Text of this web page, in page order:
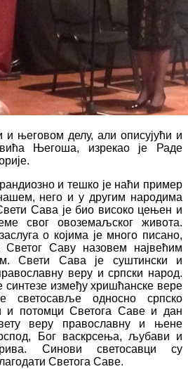
његовом делу, али описујући и
Његоша, изрекао је Раде
и тешко је наћи пример
него и у другим народима
Сава је био високо цењен и
свог овоземаљског живота.
о којима је много писано,
Саву назовем највећим
Свети Сава je суштински и
веру и српски народ.
синтезе између хришћанске вере
светосавље односно српско
и потомци Светога Саве и дан
веру православну и њене
Бог васкрсења, љубави и
Синови светосавци су
Светога Саве.